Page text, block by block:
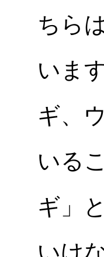
ちら
いま
ギ、
いる
ギ」